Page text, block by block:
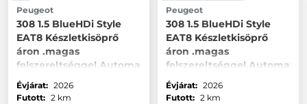
Peugeot
308 1.5 BlueHDi Style
EAT8 Készletkisöprő
áron .magas
felszereltséggel.Automata
váltóval
Évjárat: 2026
Futott: 2 km
Peugeot
308 1.5 BlueHDi Style
EAT8 Készletkisöprő
áron .magas
felszereltséggel.Automata
váltóval
Évjárat: 2026
Futott: 2 km